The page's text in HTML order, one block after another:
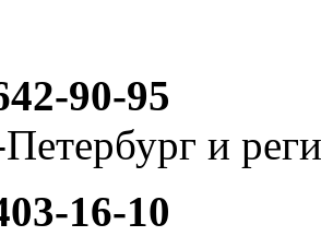
90-95
и
16-10